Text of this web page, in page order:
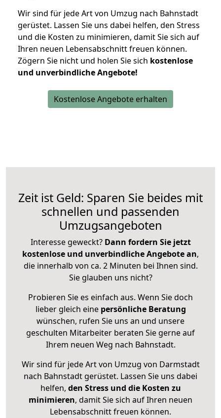
Wir sind für jede Art von Umzug nach Bahnstadt
gerüstet. Lassen Sie uns dabei helfen, den Stress
und die Kosten zu minimieren, damit Sie sich auf
Ihren neuen Lebensabschnitt freuen können.
Zögern Sie nicht und holen Sie sich kostenlose
und unverbindliche Angebote!
Kostenlose Angebote erhalten
Zeit ist Geld: Sparen Sie beides mit
schnellen und passenden
Umzugsangeboten
Interesse geweckt? Dann fordern Sie jetzt
kostenlose und unverbindliche Angebote an,
die innerhalb von ca. 2 Minuten bei Ihnen sind.
Sie glauben uns nicht?
Probieren Sie es einfach aus. Wenn Sie doch
lieber gleich eine persönliche Beratung
wünschen, rufen Sie uns an und unsere
geschulten Mitarbeiter beraten Sie gerne auf
Ihrem neuen Weg nach Bahnstadt.
Wir sind für jede Art von Umzug von Darmstadt
nach Bahnstadt gerüstet. Lassen Sie uns dabei
helfen, den Stress und die Kosten zu
minimieren, damit Sie sich auf Ihren neuen
Lebensabschnitt freuen können.